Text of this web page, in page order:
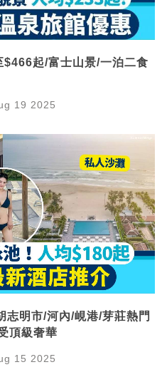
起/富士山景/一泊二食
19 2025
志明市/河內/峴港/芽莊熱門
頂級奢華
15 2025